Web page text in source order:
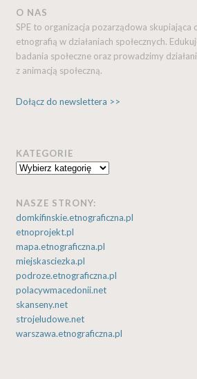
O NAS
SPE to organizacja pozarządowa skupiająca
etnografią w działaniach społecznych.
badania społeczne oraz prowadzimy
z animacją społeczną.
Dołącz do newslettera >>
KATEGORIE
Kategorie
NASZE STRONY:
domkifinskie.etnograficzna.pl
etnoprojekt.pl
mapa.etnograficzna.pl
miejskasciezka.pl
podroze.etnograficzna.pl
polacywmacedonii.net
skanseny.net
strojeludowe.net
warszawa.etnograficzna.pl